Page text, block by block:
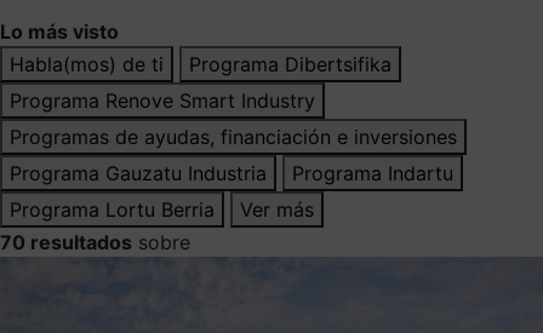
Lo más visto
Habla(mos) de ti
Programa Dibertsifika
Programa Renove Smart Industry
Programas de ayudas, financiación e inversiones
Programa Gauzatu Industria
Programa Indartu
Programa Lortu Berria
Ver más
70 resultados sobre